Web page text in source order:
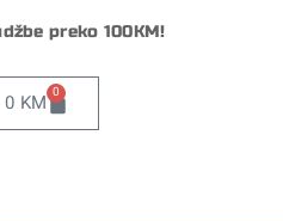
preko 100KM!
0 KM 0